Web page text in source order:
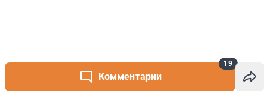
Комментарии
19